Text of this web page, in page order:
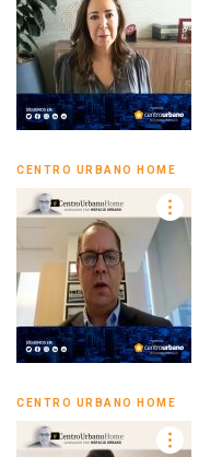
CENTRO URBANO HOME
CENTRO URBANO HOME